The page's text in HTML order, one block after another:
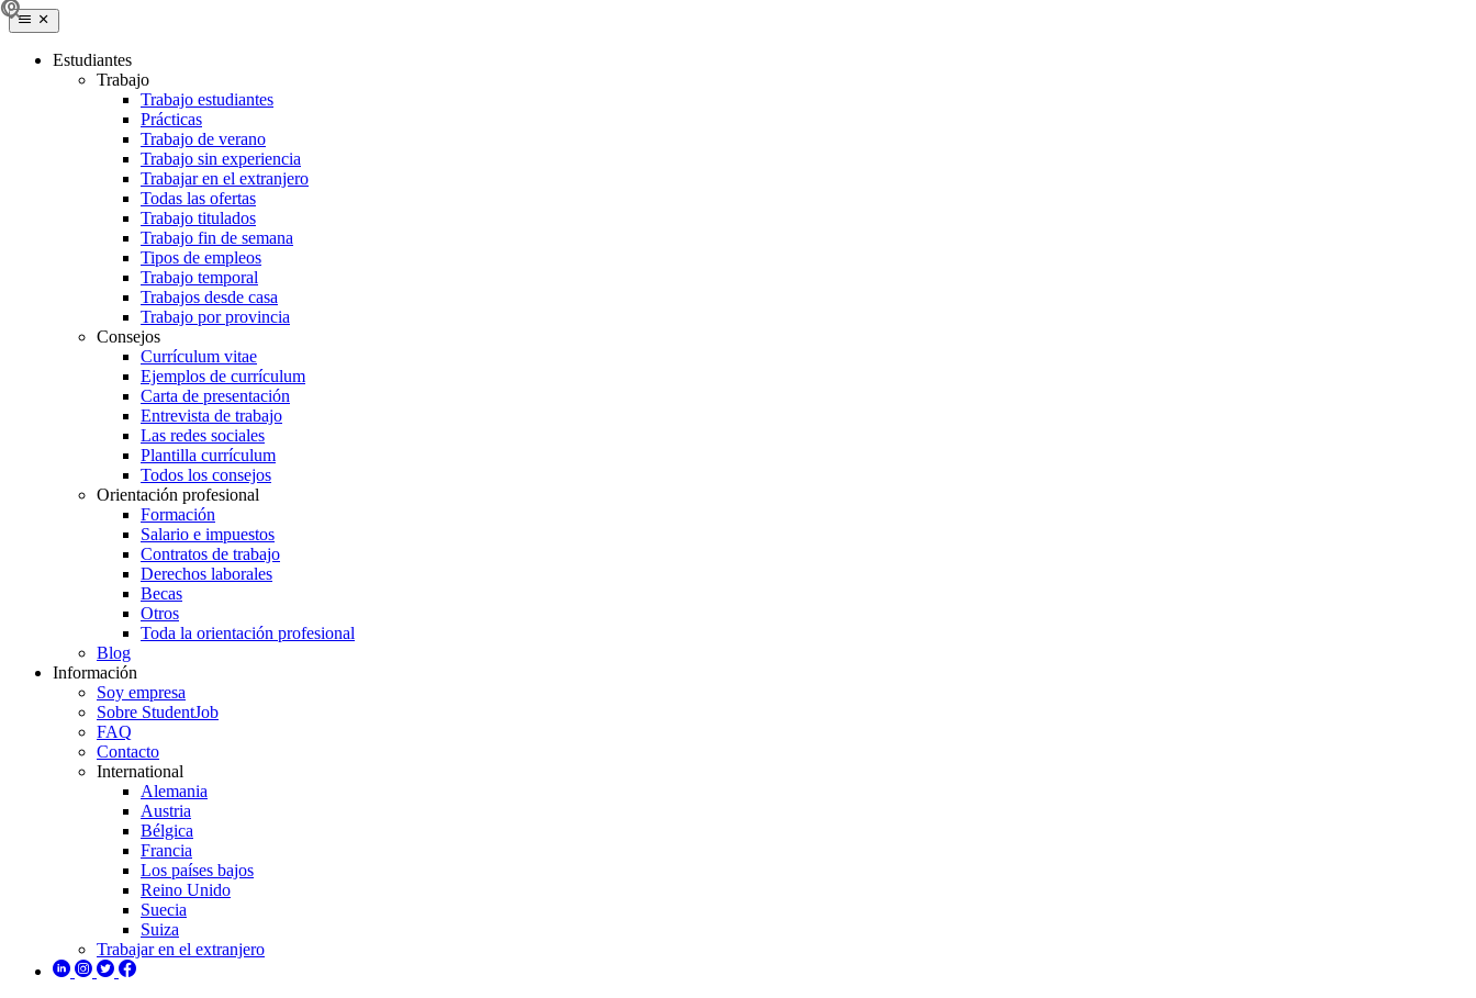
Estudiantes
Trabajo
Trabajo estudiantes
Prácticas
Trabajo de verano
Trabajo sin experiencia
Trabajar en el extranjero
Todas las ofertas
Trabajo titulados
Trabajo fin de semana
Tipos de empleos
Trabajo temporal
Trabajos desde casa
Trabajo por provincia
Consejos
Currículum vitae
Ejemplos de currículum
Carta de presentación
Entrevista de trabajo
Las redes sociales
Plantilla currículum
Todos los consejos
Orientación profesional
Formación
Salario e impuestos
Contratos de trabajo
Derechos laborales
Becas
Otros
Toda la orientación profesional
Blog
Información
Soy empresa
Sobre StudentJob
FAQ
Contacto
International
Alemania
Austria
Bélgica
Francia
Los países bajos
Reino Unido
Suecia
Suiza
Trabajar en el extranjero